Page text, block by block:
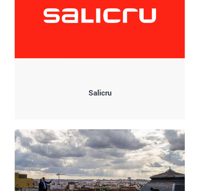
Salicru